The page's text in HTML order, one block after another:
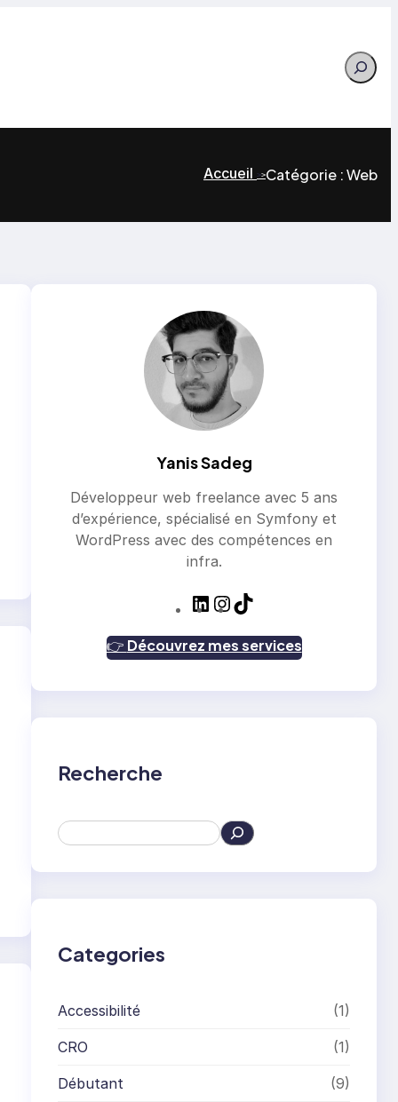
Search
Accueil >>Catégorie :Web
Yanis Sadeg
Développeur web freelance avec 5 ans
d’expérience, spécialisé en Symfony et
WordPress avec des compétences en
infra.
L
n
k
d
I
n
s
t
g
T
k
T
k
👉 Découvrez mes services
Recherche
S
e
Categories
Accessibilité (1)
CRO (1)
Débutant (9)